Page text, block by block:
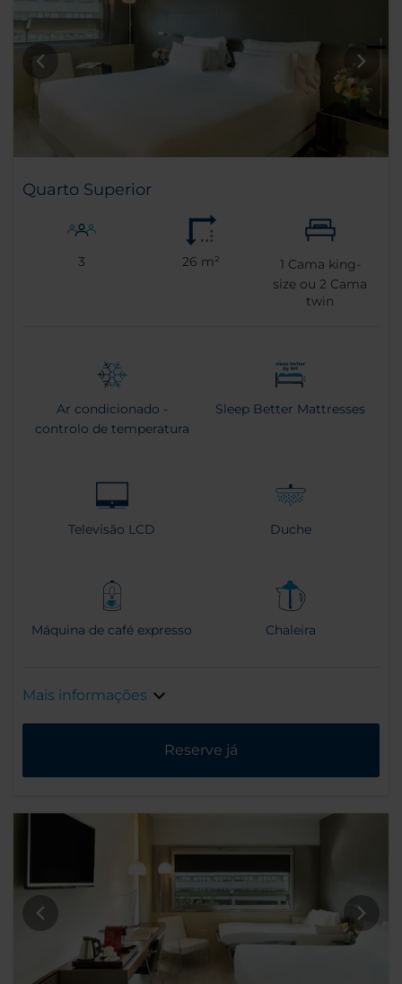
Quarto Superior
3 26 m² 1 Cama king-
size ou2 Cama
twin
Ar condicionado -
controlo de temperatura
Sleep Better Mattresses
Televisão LCD Duche
Máquina de café expresso Chaleira
Mais informações
Reserve já